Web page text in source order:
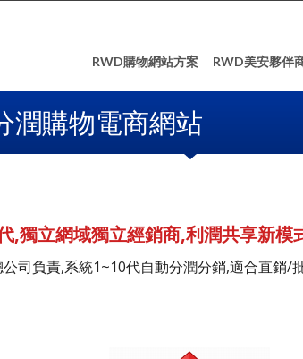
RWD購物網站方案 RWD美安夥伴
潤購物電商網站
,獨立網域獨立經銷商,利潤共享新模
司負責,系統1~10代自動分潤分銷,適合直銷/